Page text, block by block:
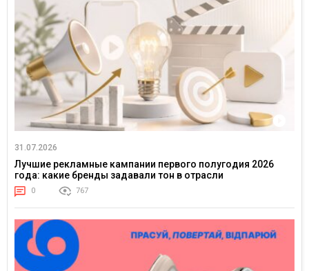
31.07.2026
Лучшие рекламные кампании первого полугодия 2026
года: какие бренды задавали тон в отрасли
0 767